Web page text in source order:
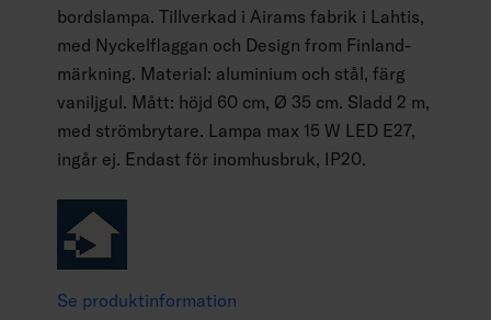
bordslampa. Tillverkad i Airams fabrik i Lahtis,
med Nyckelflaggan och Design from Finland-
märkning. Material: aluminium och stål, färg
vaniljgul. Mått: höjd 60 cm, Ø 35 cm. Sladd 2 m,
med strömbrytare. Lampa max 15 W LED E27,
ingår ej. Endast för inomhusbruk, IP20.
Se produktinformation